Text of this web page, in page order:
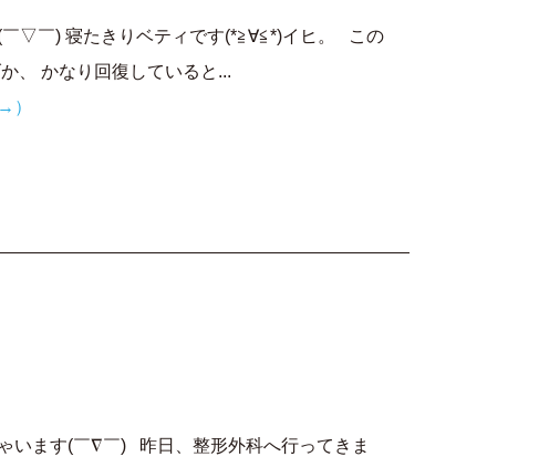
￣▽￣) 寝たきりベティです(*≧∀≦*)イヒ。 この
、 かなり回復していると...
）
います(￣∇￣) 昨日、整形外科へ行ってきま